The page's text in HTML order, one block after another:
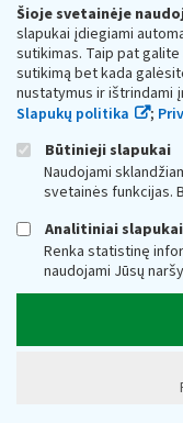
Šioje svetainėje
slapukai įdiegiami
sutikimas. Taip pat
sutikimą bet kada
nustatymus ir ištrindami
Slapukų politika
;
Būtinieji slapukai
Naudojami
svetainės funkcijas.
Analitiniai slapukai
Renka statistinę
naudojami Jūsų
Respublikos
Biudžetinė įstaiga.
adresas: Vasario 16-
vmi@vmi.lt, E.
Duomenys apie
Respublikos finansų